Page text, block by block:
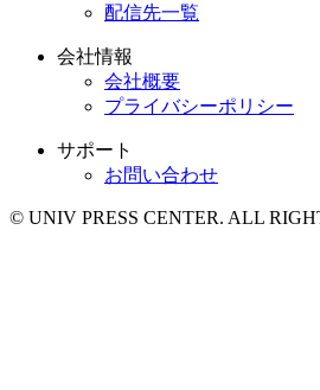
配信先一覧
会社情報
会社概要
プライバシーポリシー
サポート
お問い合わせ
© UNIV PRESS CENTER. ALL